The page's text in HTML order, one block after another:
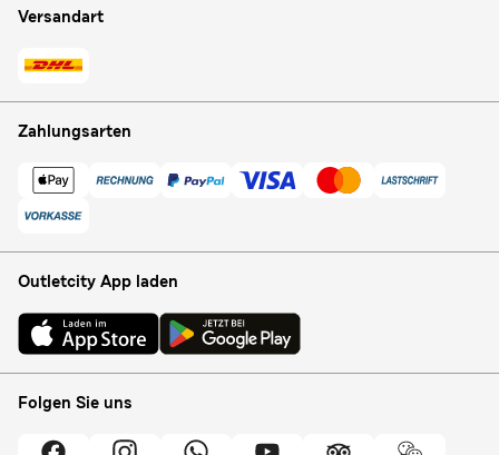
Versandart
Zahlungsarten
Outletcity App laden
Folgen Sie uns